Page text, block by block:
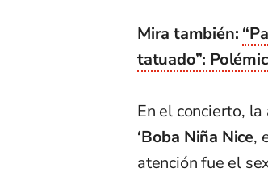
Mira también:
tatuado”:
En el concierto,
‘Boba Niña Nice,
atención fue el